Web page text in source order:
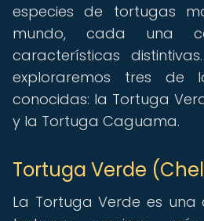
especies de tortugas
mundo, cada una
características
exploraremos tres de
conocidas: la Tortuga
y la Tortuga Caguama.
Tortuga Verde
La Tortuga Verde es una